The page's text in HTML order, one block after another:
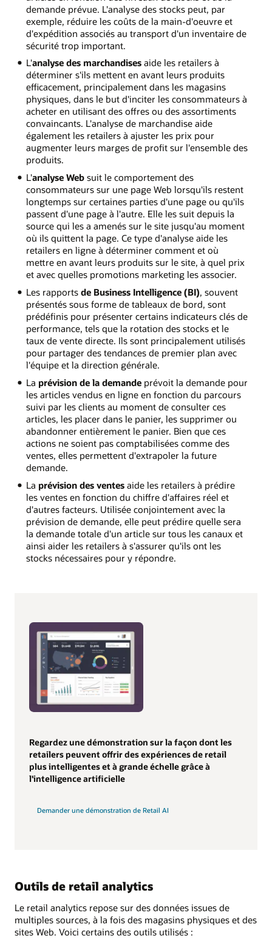
demande prévue. L'analyse des stocks peut, par
exemple, réduire les coûts de la main-d'oeuvre et
d'expédition associés au transport d'un inventaire de
sécurité trop important.
L'analyse des marchandisesaide les retailers à
déterminer s'ils mettent en avant leurs produits
efficacement, principalement dans les magasins
physiques, dans le but d'inciter les consommateurs à
acheter en utilisant des offres ou des assortiments
convaincants. L'analyse de marchandise aide
également les retailers à ajuster les prix pour
augmenter leurs marges de profit sur l'ensemble des
produits.
L'analyse Websuit le comportement des
consommateurs sur une page Web lorsqu'ils restent
longtemps sur certaines parties d'une page ou qu'ils
passent d'une page à l'autre. Elle les suit depuis la
source qui les a amenés sur le site jusqu'au moment
où ils quittent la page. Ce type d'analyse aide les
retailers en ligne à déterminer comment et où
mettre en avant leurs produits sur le site, à quel prix
et avec quelles promotions marketing les associer.
Les rapports de Business Intelligence (BI), souvent
présentés sous forme de tableaux de bord, sont
prédéfinis pour présenter certains indicateurs clés de
performance, tels que la rotation des stocks et le
taux de vente directe. Ils sont principalement utilisés
pour partager des tendances de premier plan avec
l'équipe et la direction générale.
La prévision de la demandeprévoit la demande pour
les articles vendus en ligne en fonction du parcours
suivi par les clients au moment de consulter ces
articles, les placer dans le panier, les supprimer ou
abandonner entièrement le panier. Bien que ces
actions ne soient pas comptabilisées comme des
ventes, elles permettent d'extrapoler la future
demande.
La prévision des ventesaide les retailers à prédire
les ventes en fonction du chiffre d'affaires réel et
d'autres facteurs. Utilisée conjointement avec la
prévision de demande, elle peut prédire quelle sera
la demande totale d'un article sur tous les canaux et
ainsi aider les retailers à s'assurer qu'ils ont les
stocks nécessaires pour y répondre.
Regardez une démonstration sur la façon dont les
retailers peuvent offrir des expériences de retail
plus intelligentes et à grande échelle grâce à
l'intelligence artificielle
Demander une démonstration de Retail AI
Outils de retail analytics
Le retail analytics repose sur des données issues de
multiples sources, à la fois des magasins physiques et des
sites Web. Voici certains des outils utilisés :